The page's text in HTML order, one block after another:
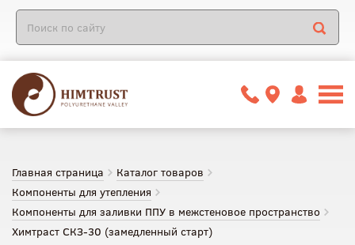
Главная страница
Каталог товаров
Компоненты для утепления
Компоненты для заливки ППУ в межстеновое пространство
Химтраст СКЗ-30 (замедленный старт)